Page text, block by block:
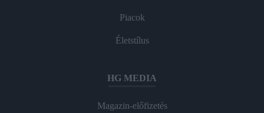
Piacok
Életstílus
HG MEDIA
Magazin-előfizetés